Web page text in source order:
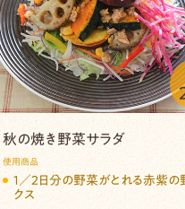
秋の焼き野菜サラダ
使用商品
１／２日分の野菜がとれる赤紫の
クス